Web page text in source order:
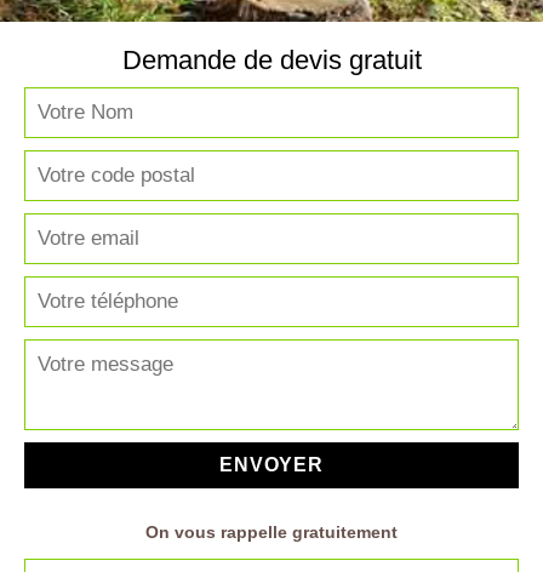
Demande de devis gratuit
On vous rappelle gratuitement